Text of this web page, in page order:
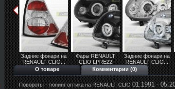
Задние фонари на
RENAULT CLIO...
Фары RENAULT
CLIO LPRE22
Задние фонари на
RENAULT CLIO...
О товаре
Комментарии (0)
Повороты - тюнинг оптика на RENAULT CLIO01.1991 -